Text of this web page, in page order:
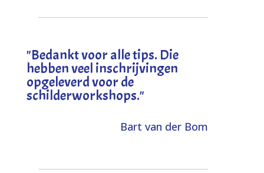
"Bedankt voor alle tips. Die
hebben veel inschrijvingen
opgeleverd voor de
schilderworkshops."
Bart van der Bom